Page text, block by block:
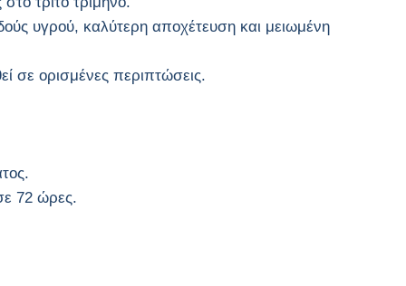
υγρού, καλύτερη αποχέτευση και μειωμένη
ορισμένες περιπτώσεις.
72 ώρες.